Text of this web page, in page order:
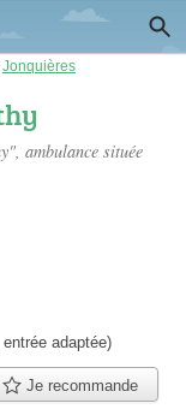
Jonquières
ambulance située
adaptée)
Je recommande